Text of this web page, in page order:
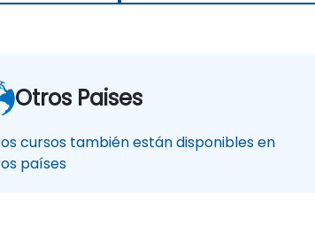
Otros Paises
cursos también están disponibles en
países